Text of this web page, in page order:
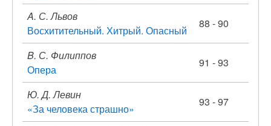
A. С. Львов
Восхитительный. Хитрый. Опасный
88 - 90
B. С. Филиппов
Опера
91 - 93
Ю. Д. Левин
«За человека страшно»
93 - 97